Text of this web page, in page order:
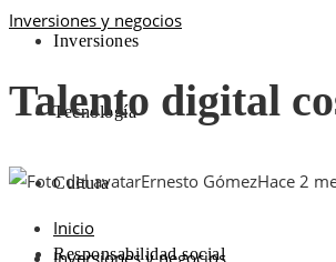
Inversiones
Tecnología
Cultura
Responsabilidad social
Inversiones y negocios
Talento digital
Ernesto GómezHace 2
Inicio